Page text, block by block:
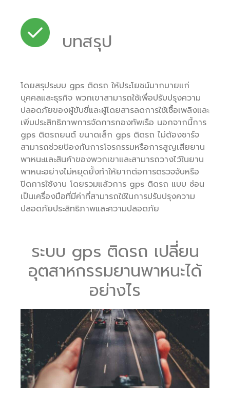
บทสรุป
โดยสรุประบบ gps ติดรถ ให้ประโยชน์มากมายแก่
บุคคลและธุรกิจ พวกเขาสามารถใช้เพื่อปรับปรุงความ
ปลอดภัยของผู้ขับขี่และผู้โดยสารลดการใช้เชื้อเพลิงและ
เพิ่มประสิทธิภาพการจัดการกองทัพเรือ นอกจากนี้การ
gps ติดรถยนต์ ขนาดเล็ก gps ติดรถ ไม่ต้องชาร์จ
สามารถช่วยป้องกันการโจรกรรมหรือการสูญเสียยาน
พาหนะและสินค้าของพวกเขาและสามารถวางไว้ในยาน
พาหนะอย่างไม่หยุดยั้งทำให้ยากต่อการตรวจจับหรือ
ปิดการใช้งาน โดยรวมแล้วการ gps ติดรถ แบบ ซ่อน
เป็นเครื่องมือที่มีค่าที่สามารถใช้ในการปรับปรุงความ
ปลอดภัยประสิทธิภาพและความปลอดภัย
ระบบ gps ติดรถ เปลี่ยน
อุตสาหกรรมยานพาหนะได้
อย่างไร